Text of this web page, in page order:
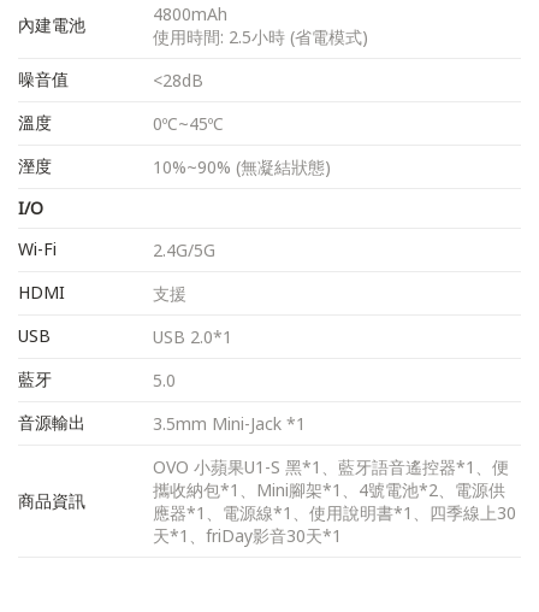
內建電池
4800mAh
使用時間: 2.5小時 (省電模式)
噪音值
<28dB
溫度
0ºC~45ºC
溼度
10%~90% (無凝結狀態)
I/O
Wi-Fi
2.4G/5G
HDMI
支援
USB
USB 2.0*1
藍牙
5.0
音源輸出
3.5mm Mini-Jack *1
商品資訊
OVO 小蘋果U1-S 黑*1、藍牙語音遙控器*1、便
攜收納包*1、Mini腳架*1、4號電池*2、電源供
應器*1、電源線*1、使用說明書*1、四季線上30
天*1、friDay影音30天*1